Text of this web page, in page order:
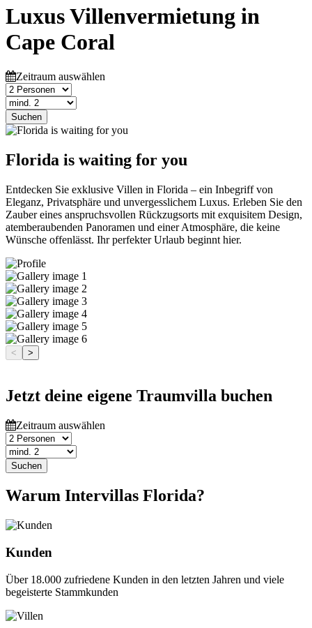
Luxus Villenvermietung in
Cape Coral
Zeitraum auswählen
Suchen
Florida is waiting for you
Entdecken Sie exklusive Villen in Florida – ein Inbegriff von
Eleganz, Privatsphäre und unvergesslichem Luxus. Erleben Sie den
Zauber eines anspruchsvollen Rückzugsorts mit exquisitem Design,
atemberaubenden Panoramen und einer Atmosphäre, die keine
Wünsche offenlässt. Ihr perfekter Urlaub beginnt hier.
< >
Jetzt deine eigene Traumvilla buchen
Zeitraum auswählen
Suchen
Warum Intervillas Florida?
Kunden
Über 18.000 zufriedene Kunden in den letzten Jahren und viele
begeisterte Stammkunden